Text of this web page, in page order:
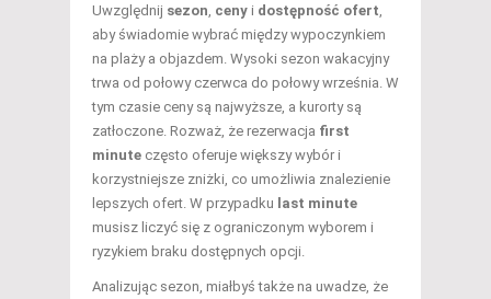
Uwzględnij sezon ceny i dostępność ofert
aby świadomie wybrać między wypoczynkiem
na plaży a objazdem. Wysoki sezon wakacyjny
trwa od połowy czerwca do połowy września. W
tym czasie ceny są najwyższe, a kurorty są
zatłoczone. Rozważ, że rezerwacja first
minute często oferuje większy wybór i
korzystniejsze zniżki, co umożliwia znalezienie
lepszych ofert. W przypadku last minute
musisz liczyć się z ograniczonym wyborem i
ryzykiem braku dostępnych opcji.
Analizując sezon, miałbyś także na uwadze, że